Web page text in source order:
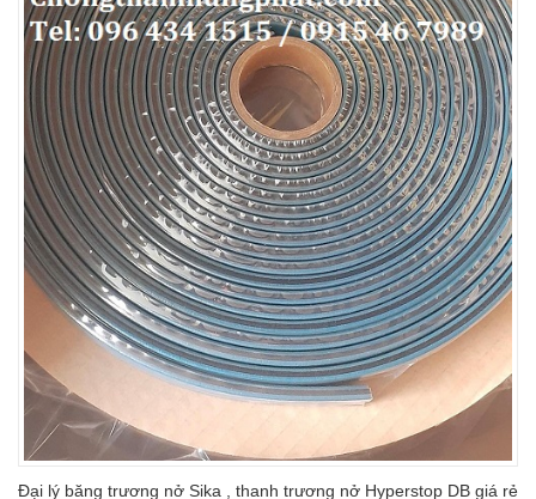
Đại lý băng trương nở Sika , thanh trương nở Hyperstop DB giá rẻ